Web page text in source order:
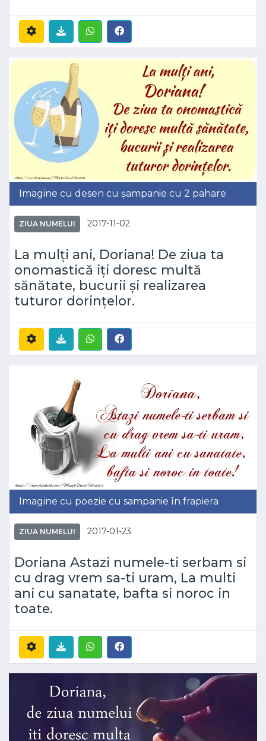
Imagine cu desen cu șampanie cu 2 pahare
ZIUA NUMELUI 2017-11-02
La mulți ani, Doriana! De ziua ta
onomastică iți doresc multă
sănătate, bucurii și realizarea
tuturor dorințelor.
Imagine cu poezie cu sampanie în frapiera
ZIUA NUMELUI 2017-01-23
Doriana Astazi numele-ti serbam si
cu drag vrem sa-ti uram, La multi
ani cu sanatate, bafta si noroc in
toate.